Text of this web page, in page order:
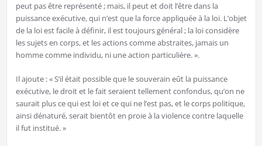
peut pas être représenté ; mais, il peut et doit l’être dans la
puissance exécutive, qui n’est que la force appliquée à la loi. L’objet
de la loi est facile à définir, il est toujours général ; la loi considère
les sujets en corps, et les actions comme abstraites, jamais un
homme comme individu, ni une action particulière. ».
Il ajoute : « S’il était possible que le souverain eût la puissance
exécutive, le droit et le fait seraient tellement confondus, qu’on ne
saurait plus ce qui est loi et ce qui ne l’est pas, et le corps politique,
ainsi dénaturé, serait bientôt en proie à la violence contre laquelle
il fut institué. »